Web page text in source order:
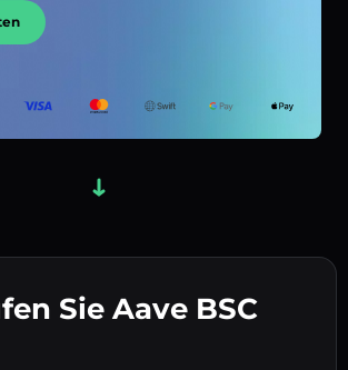
Sie Aave BSC